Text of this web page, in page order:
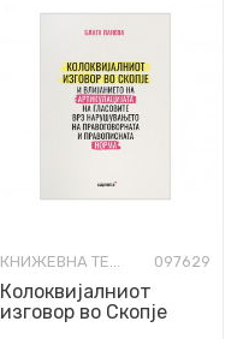
КНИЖЕВНА ТЕОРИЈА И КРИТИКА 097629
Колоквијалниот
изговор во Скопје